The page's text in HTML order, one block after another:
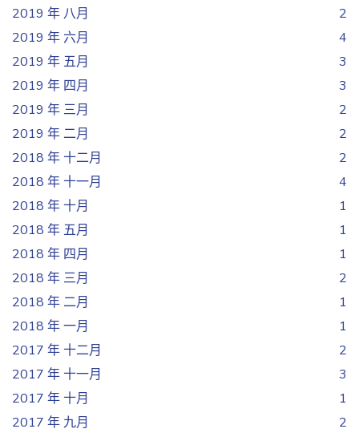
2019 年 八月
2
2019 年 六月
4
2019 年 五月
3
2019 年 四月
3
2019 年 三月
2
2019 年 二月
2
2018 年 十二月
2
2018 年 十一月
4
2018 年 十月
1
2018 年 五月
1
2018 年 四月
1
2018 年 三月
2
2018 年 二月
1
2018 年 一月
1
2017 年 十二月
2
2017 年 十一月
3
2017 年 十月
1
2017 年 九月
2